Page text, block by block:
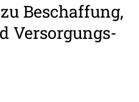
Beschaf­fung,
Versor­gungs­